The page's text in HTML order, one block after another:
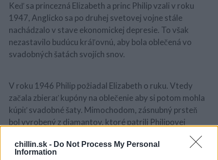
chillin.sk - Do Not Process My Personal
Information
Keď sa princezná Elizabeth a princ Philip vzali v roku
1947, Anglicko sa po druhej svetovej vojne stále
nachádzalo v stave ekonomickej depresie. To však
nezastavilo budúcu kráľovnú, aby bola oblečená vo
svadobných šatách svojích snov.
V roku 1946 Philip požiadal Elizabeth o ruku. Vtedy
začala zbierať kupóny na oblečenie aby si potom mohla
kúpiť svadobné šaty. Mimochodom, zásnubný prsteň
bol vyrobený z diamantov, ktoré patrili Philipovej